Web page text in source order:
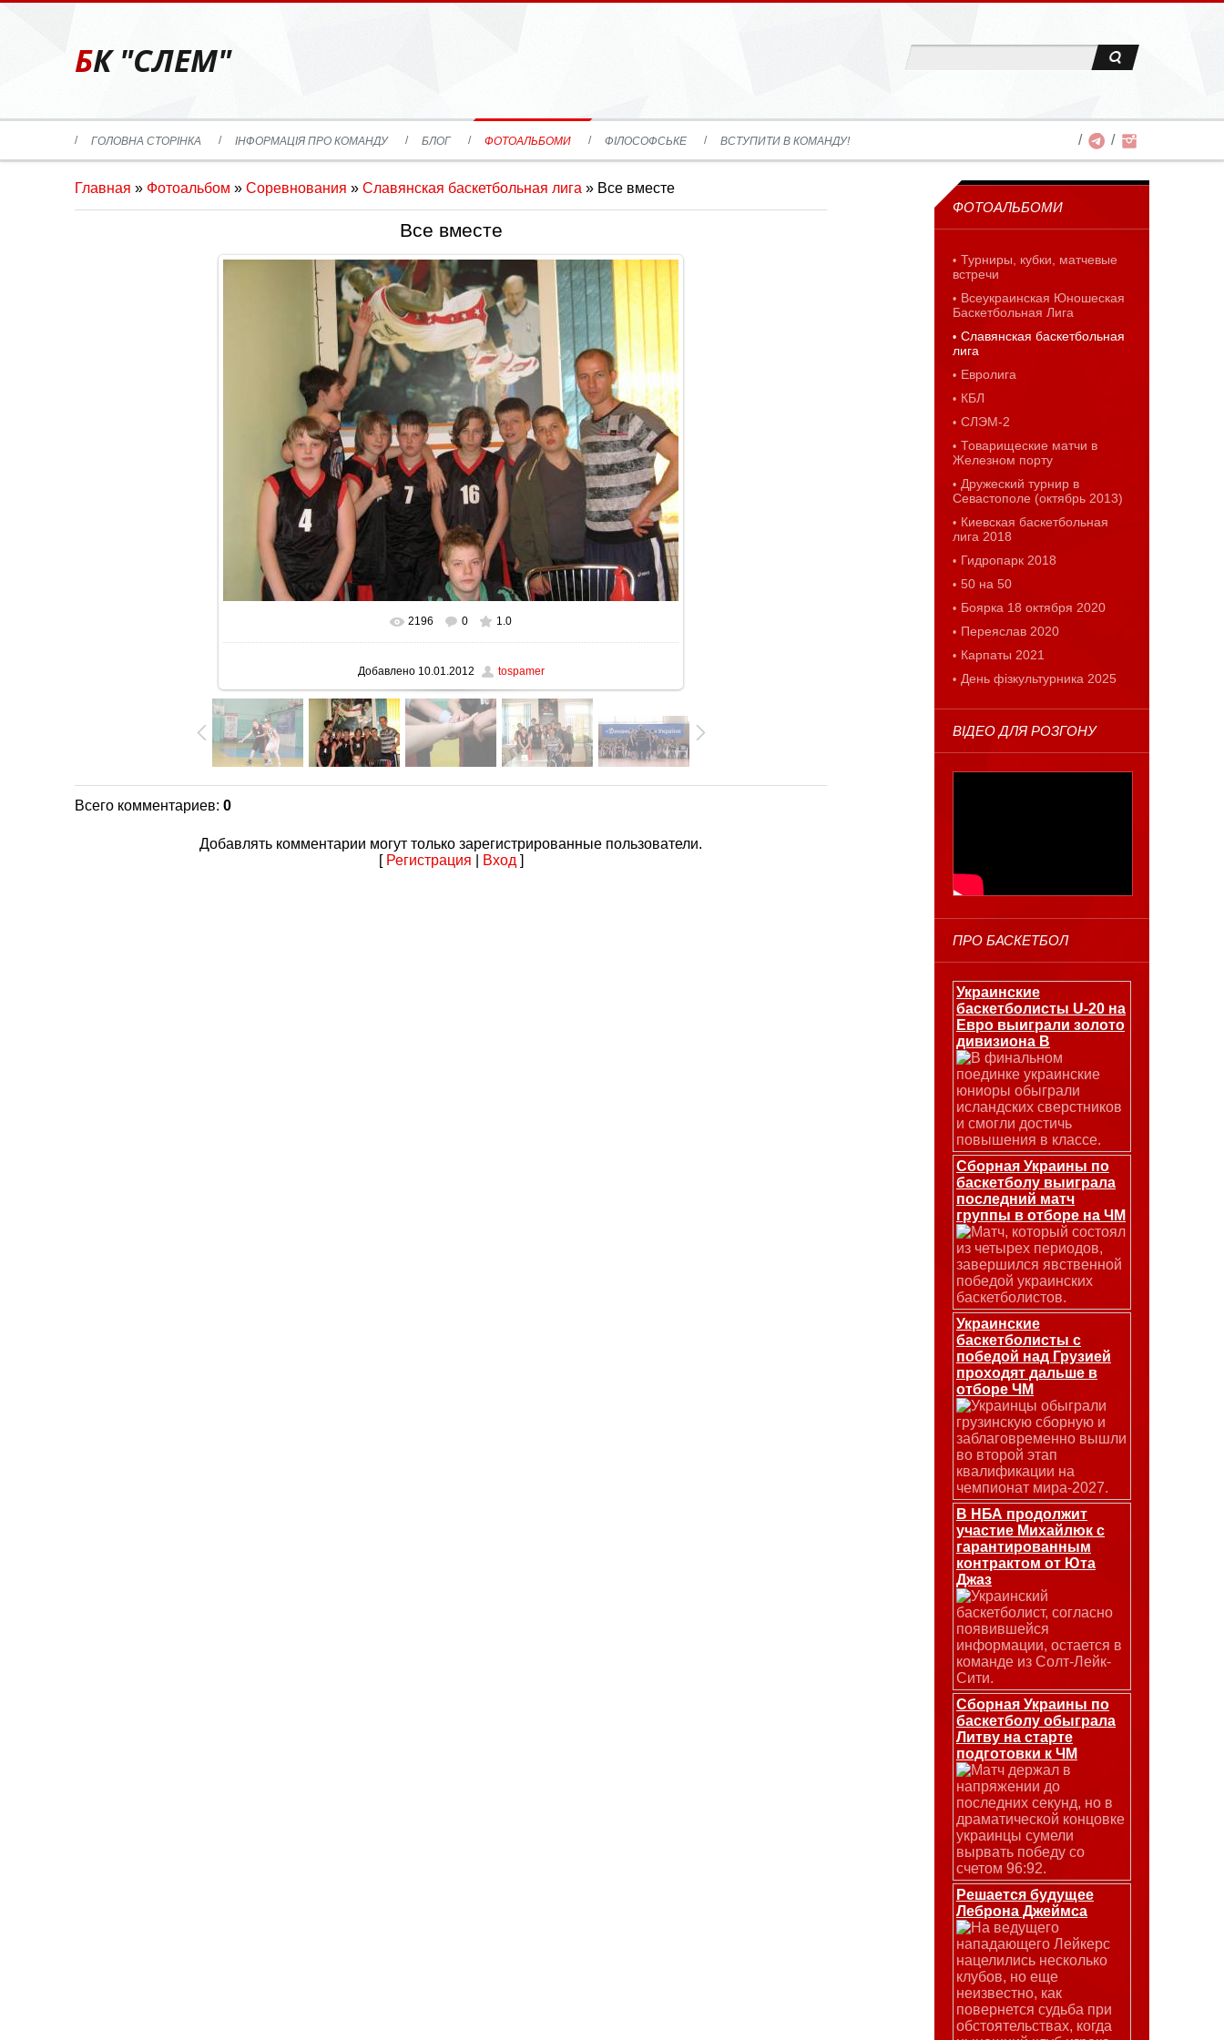
БК "СЛЕМ"
ГОЛОВНА СТОРІНКА ІНФОРМАЦІЯ ПРО КОМАНДУ БЛОГ ФОТОАЛЬБОМИ ФІЛОСОФСЬКЕ ВСТУПИТИ В КОМАНДУ!
Главная » Фотоальбом » Соревнования » Славянская баскетбольная лига » Все вместе
Все вместе
В реальном размере 1600x1200
2196 0 1.0
Добавлено10.01.2012 tospamer
Всего комментариев: 0
Добавлять комментарии могут только зарегистрированные пользователи.
[ Регистрация Вход ]
ФОТОАЛЬБОМИ
Турниры, кубки, матчевые
встречи
Всеукраинская Юношеская
Баскетбольная Лига
Славянская баскетбольная
лига
Евролига
КБЛ
СЛЭМ-2
Товарищеские матчи в
Железном порту
Дружеский турнир в
Севастополе (октябрь 2013)
Киевская баскетбольная
лига 2018
Гидропарк 2018
50 на 50
Боярка 18 октября 2020
Переяслав 2020
Карпаты 2021
День фізкультурника 2025
ВІДЕО ДЛЯ РОЗГОНУ
ПРО БАСКЕТБОЛ
Украинские
баскетболисты U-20 на
Евро выиграли золото
дивизиона В
В финальном
поединке украинские
юниоры обыграли
исландских сверстников
и смогли достичь
повышения в классе.
Сборная Украины по
баскетболу выиграла
последний матч
группы в отборе на ЧМ
Матч, который состоял
из четырех периодов,
завершился явственной
победой украинских
баскетболистов.
Украинские
баскетболисты с
победой над Грузией
проходят дальше в
отборе ЧМ
Украинцы обыграли
грузинскую сборную и
заблаговременно вышли
во второй этап
квалификации на
чемпионат мира-2027.
В НБА продолжит
участие Михайлюк с
гарантированным
контрактом от Юта
Джаз
Украинский
баскетболист, согласно
появившейся
информации, остается в
команде из Солт-Лейк-
Сити.
Сборная Украины по
баскетболу обыграла
Литву на старте
подготовки к ЧМ
Матч держал в
напряжении до
последних секунд, но в
драматической концовке
украинцы сумели
вырвать победу со
счетом 96:92.
Решается будущее
Леброна Джеймса
На ведущего
нападающего Лейкерс
нацелились несколько
клубов, но еще
неизвестно, как
повернется судьба при
обстоятельствах, когда